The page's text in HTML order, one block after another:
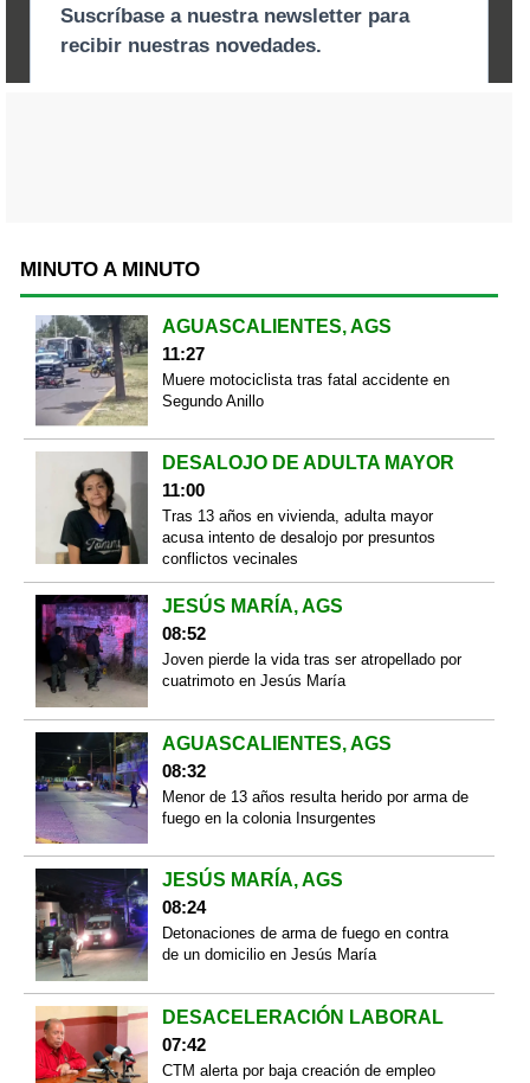
MINUTO A MINUTO
AGUASCALIENTES, AGS
11:27
Muere motociclista tras fatal accidente en
Segundo Anillo
DESALOJO DE ADULTA MAYOR
11:00
Tras 13 años en vivienda, adulta mayor
acusa intento de desalojo por presuntos
conflictos vecinales
JESÚS MARÍA, AGS
08:52
Joven pierde la vida tras ser atropellado por
cuatrimoto en Jesús María
AGUASCALIENTES, AGS
08:32
Menor de 13 años resulta herido por arma de
fuego en la colonia Insurgentes
JESÚS MARÍA, AGS
08:24
Detonaciones de arma de fuego en contra
de un domicilio en Jesús María
DESACELERACIÓN LABORAL
07:42
CTM alerta por baja creación de empleo